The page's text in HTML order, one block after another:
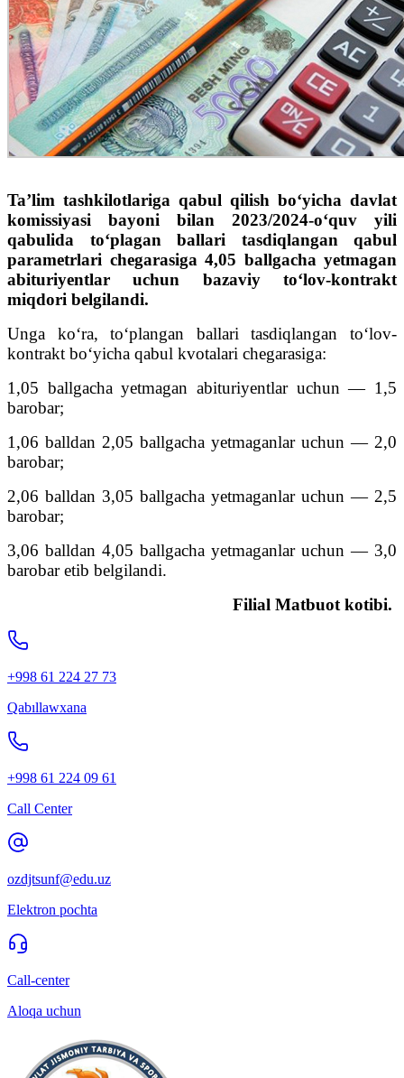
Ta’lim tashkilotlariga qabul qilish bo‘yicha davlat
komissiyasi bayoni bilan 2023/2024-o‘quv yili
qabulida to‘plagan ballari tasdiqlangan qabul
parametrlari chegarasiga 4,05 ballgacha yetmagan
abituriyentlar uchun bazaviy to‘lov-kontrakt
miqdori belgilandi.
Unga ko‘ra, to‘plangan ballari tasdiqlangan to‘lov-
kontrakt bo‘yicha qabul kvotalari chegarasiga:
1,05 ballgacha yetmagan abituriyentlar uchun — 1,5
barobar;
1,06 balldan 2,05 ballgacha yetmaganlar uchun — 2,0
barobar;
2,06 balldan 3,05 ballgacha yetmaganlar uchun — 2,5
barobar;
3,06 balldan 4,05 ballgacha yetmaganlar uchun — 3,0
barobar etib belgilandi.
Filial Matbuot kotibi.
+998 61 224 27 73
Qabıllawxana
+998 61 224 09 61
Call Center
ozdjtsunf@edu.uz
Elektron pochta
Call-center
Aloqa uchun